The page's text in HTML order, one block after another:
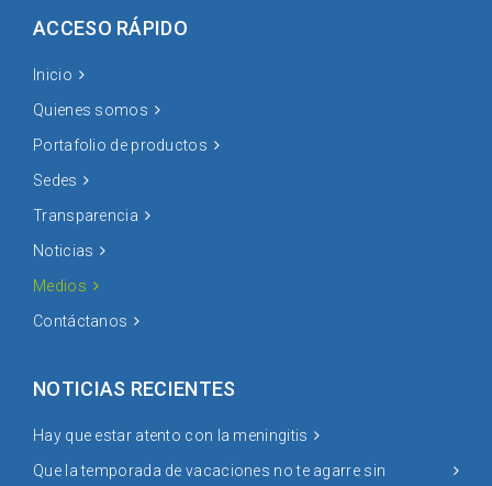
ACCESO RÁPIDO
Inicio
Quienes somos
Portafolio de productos
Sedes
Transparencia
Noticias
Medios
Contáctanos
NOTICIAS RECIENTES
Hay que estar atento con la meningitis
Que la temporada de vacaciones no te agarre sin